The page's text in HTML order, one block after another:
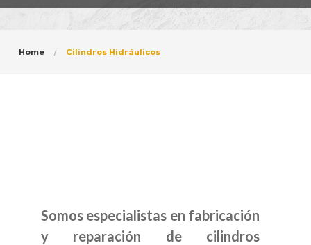
Home Cilindros Hidráulicos
Somos especialistas en fabricación
y reparación de cilindros